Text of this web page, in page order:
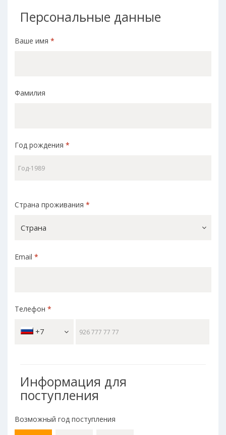
Персональные данные
Ваше имя *
Фамилия
Год рождения *
Страна проживания *
Страна
Email *
Телефон *
+7
Информация для
поступления
Возможный год поступления